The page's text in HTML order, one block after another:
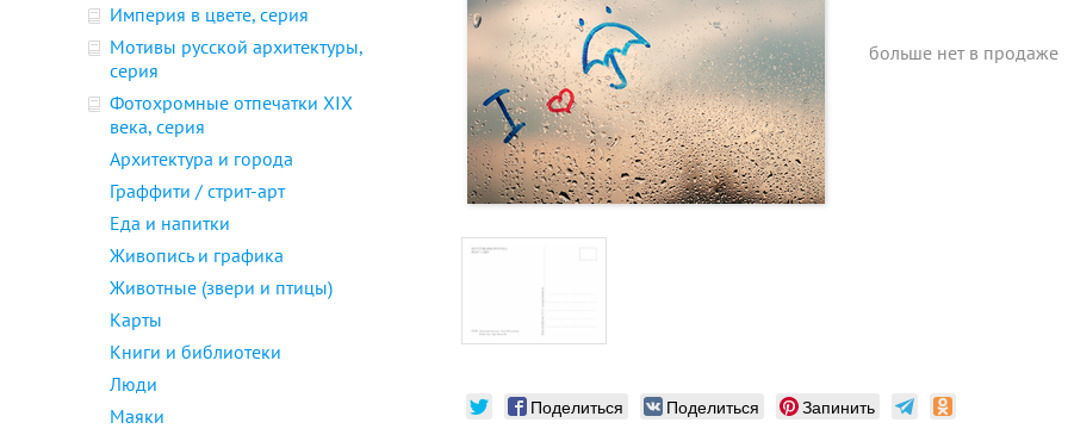
Империя в цвете, серия
Мотивы русской архитектуры,
серия
Фотохромные отпечатки XIX
века, серия
Архитектура и города
Граффити / стрит-арт
Еда и напитки
Живопись и графика
Животные (звери и птицы)
Карты
Книги и библиотеки
Люди
Маяки
больше нет в продаже
Поделиться Поделиться Запинить